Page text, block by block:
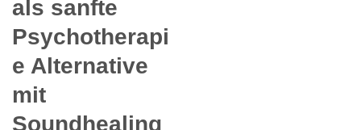
als sanfte
Psychotherapi
e Alternative
mit
Soundhealing